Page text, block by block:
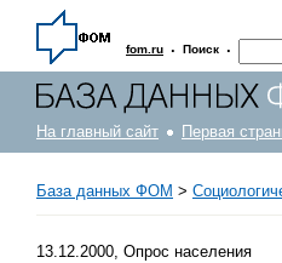
fom.ru · Поиск ·
На главный сайт Первая
База данных ФОМ >
13.12.2000, Опрос населения